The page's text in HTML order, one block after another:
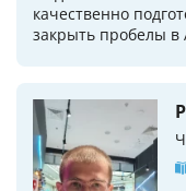
качественно
закрыть пробелы в